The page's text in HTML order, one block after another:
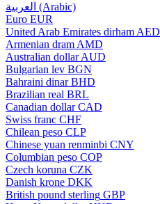
العربية (Arabic)
Euro EUR
United Arab Emirates dirham AED
Armenian dram AMD
Australian dollar AUD
Bulgarian lev BGN
Bahraini dinar BHD
Brazilian real BRL
Canadian dollar CAD
Swiss franc CHF
Chilean peso CLP
Chinese yuan renminbi CNY
Columbian peso COP
Czech koruna CZK
Danish krone DKK
British pound sterling GBP